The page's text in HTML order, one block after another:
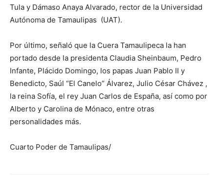
Tula y Dámaso Anaya Alvarado, rector de la Universidad
Autónoma de Tamaulipas (UAT).
Por último, señaló que la Cuera Tamaulipeca la han
portado desde la presidenta Claudia Sheinbaum, Pedro
Infante, Plácido Domingo, los papas Juan Pablo II y
Benedicto, Saúl “El Canelo” Álvarez, Julio César Chávez ,
la reina Sofía, el rey Juan Carlos de España, así como por
Alberto y Carolina de Mónaco, entre otras
personalidades más.
Cuarto Poder de Tamaulipas/